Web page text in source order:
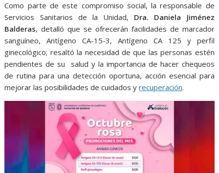
Como parte de este compromiso social, la responsable de
Servicios Sanitarios de la Unidad, Dra. Daniela Jiménez
Balderas, detalló que se ofrecerán facilidades de marcador
sanguíneo, Antígeno CA-15-3, Antígeno CA 125 y perfil
ginecológico; resaltó la necesidad de que las personas estén
pendientes de su salud y la importancia de hacer chequeos
de rutina para una detección oportuna, acción esencial para
mejorar las posibilidades de cuidados yrecuperación.